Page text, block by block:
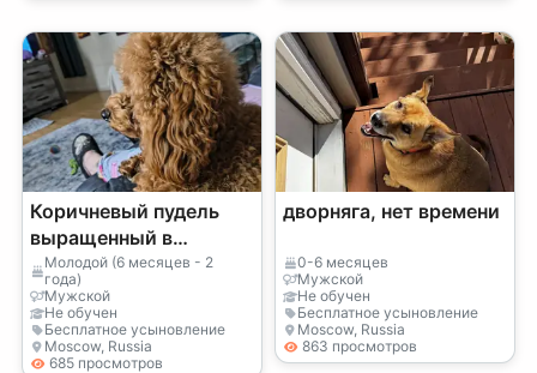
Коричневый пудель
выращенный в
домашней обстановке
Молодой (6 месяцев - 2
года)
Мужской
Не обучен
Бесплатное усыновление
Moscow, Russia
685 просмотров
дворняга, нет времени
0-6 месяцев
Мужской
Не обучен
Бесплатное усыновление
Moscow, Russia
863 просмотров